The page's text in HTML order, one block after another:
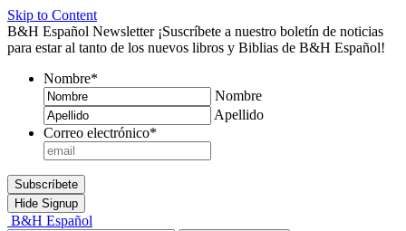
Skip to Content
B&H Español Newsletter ¡Suscríbete a nuestro boletín de noticias
para estar al tanto de los nuevos libros y Biblias de B&H Español!
Nombre*
Nombre
Apellido
Correo electrónico*
Subscríbete
Hide Signup
B&H Español